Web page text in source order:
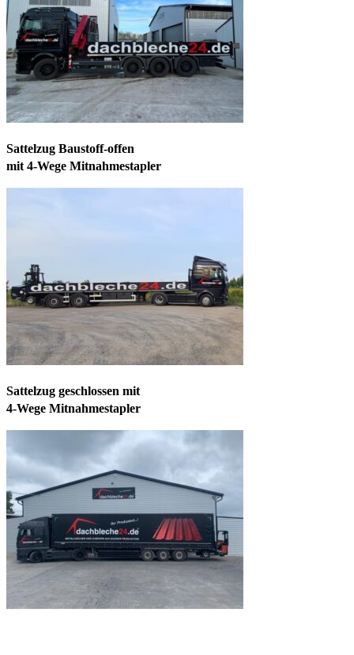
Sattelzug Baustoff-offen
mit 4-Wege Mitnahmestapler
Sattelzug geschlossen mit
4-Wege Mitnahmestapler